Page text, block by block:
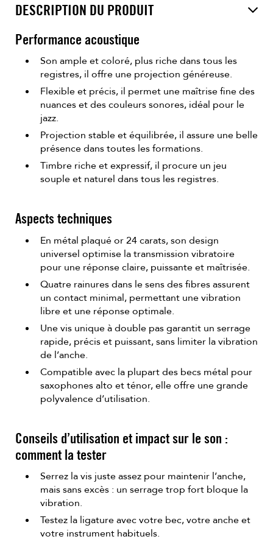
DESCRIPTION DU PRODUIT
Performance acoustique
Son ample et coloré, plus riche dans tous les
registres, il offre une projection généreuse.
Flexible et précis, il permet une maîtrise fine des
nuances et des couleurs sonores, idéal pour le
jazz.
Projection stable et équilibrée, il assure une belle
présence dans toutes les formations.
Timbre riche et expressif, il procure un jeu
souple et naturel dans tous les registres.
Aspects techniques
En métal plaqué or 24 carats, son design
universel optimise la transmission vibratoire
pour une réponse claire, puissante et maîtrisée.
Quatre rainures dans le sens des fibres assurent
un contact minimal, permettant une vibration
libre et une réponse optimale.
Une vis unique à double pas garantit un serrage
rapide, précis et puissant, sans limiter la vibration
de l’anche.
Compatible avec la plupart des becs métal pour
saxophones alto et ténor, elle offre une grande
polyvalence d’utilisation.
Conseils d’utilisation et impact sur le son :
comment la tester
Serrez la vis juste assez pour maintenir l’anche,
mais sans excès : un serrage trop fort bloque la
vibration.
Testez la ligature avec votre bec, votre anche et
votre instrument habituels.